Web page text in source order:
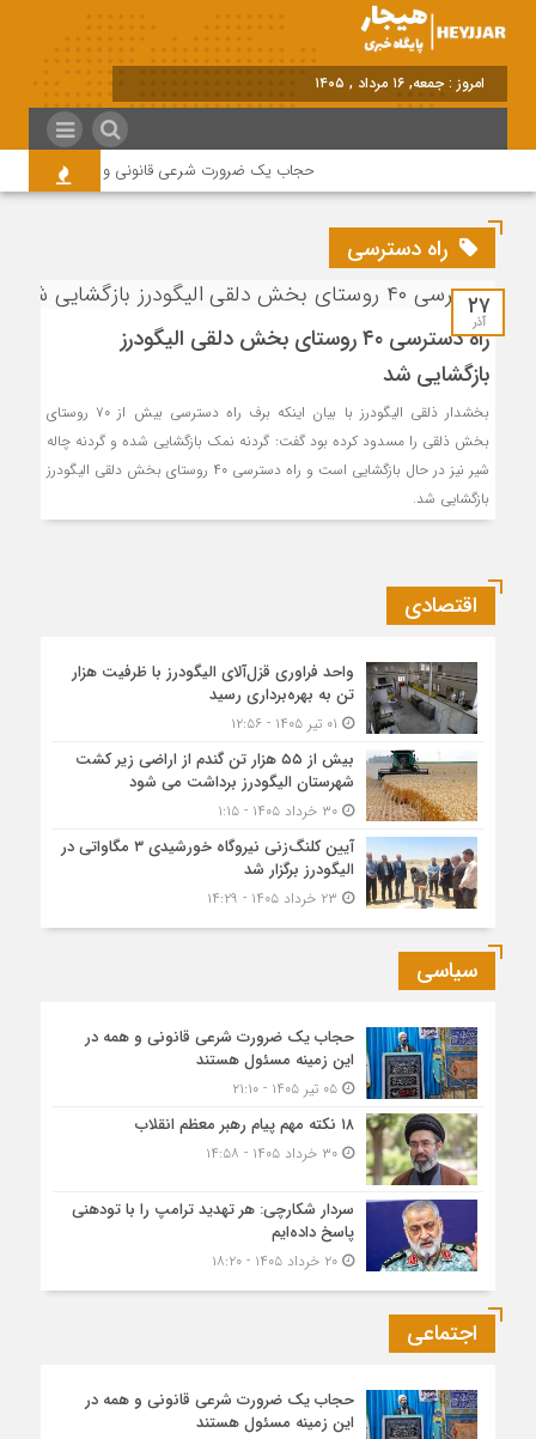
امروز : جمعه, ۱۶ مرداد , ۱۴۰۵
حجاب یک ضرورت شرعی قانونی و همه در این
راه دسترسی
۲۷
آذر
راه دسترسی ۴۰ روستای بخش دلقی الیگودرز
بازگشایی شد
بخشدار ذلقی الیگودرز با بیان اینکه برف راه دسترسی بیش از ۷۰ روستای
بخش ذلقی را مسدود کرده بود گفت: گردنه نمک بازگشایی شده و گردنه چاله
شیر نیز در حال بازگشایی است و راه دسترسی ۴۰ روستای بخش دلقی الیگودرز
بازگشایی شد.
اقتصادی
واحد فراوری قزل‌آلای الیگودرز با ظرفیت هزار
تن به بهره‌برداری رسید
بیش از ۵۵ هزار تن گندم از اراضی زیر کشت
شهرستان الیگودرز برداشت می شود
۳۰ خرداد ۱۴۰۵ - ۱:۱۵
آیین کلنگ‌زنی نیروگاه خورشیدی ۳ مگاواتی در
الیگودرز برگزار شد
سیاسی
حجاب یک ضرورت شرعی قانونی و همه در
این زمینه مسئول هستند
۰۵ تیر ۱۴۰۵ - ۲۱:۱۰
۱۸ نکته مهم پیام رهبر معظم انقلاب
۳۰ خرداد ۱۴۰۵ - ۱۴:۵۸
سردار شکارچی: هر تهدید ترامپ را با تودهنی
پاسخ داده‌ایم
۲۰ خرداد ۱۴۰۵ - ۱۸:۲۰
اجتماعی
حجاب یک ضرورت شرعی قانونی و همه در
این زمینه مسئول هستند